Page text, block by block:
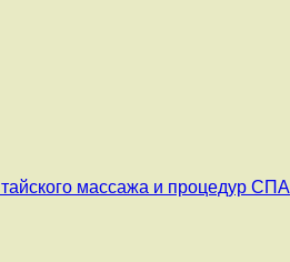
массажа и процедур СПА